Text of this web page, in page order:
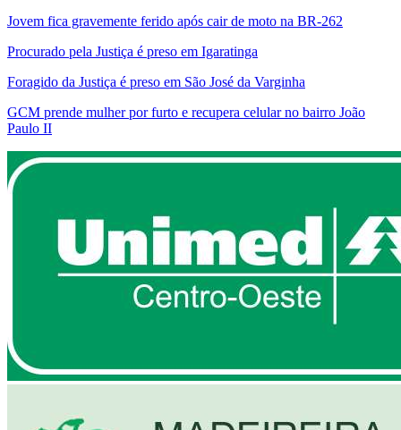
Jovem fica gravemente ferido após cair de moto na BR-262
Procurado pela Justiça é preso em Igaratinga
Foragido da Justiça é preso em São José da Varginha
GCM prende mulher por furto e recupera celular no bairro João
Paulo II